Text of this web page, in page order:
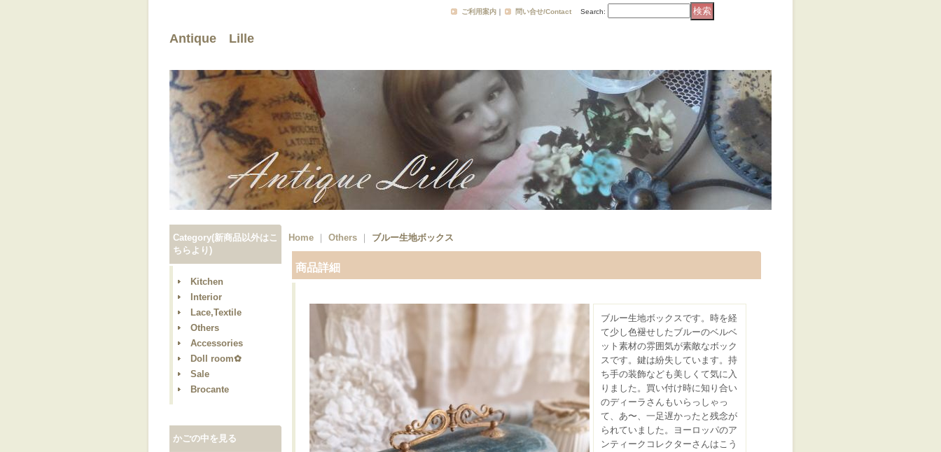
Antique Lille
ご利用案内 ｜ 問い合せ/Contact Search:
Category(新商品以外はこ
ちらより)
Kitchen
Interior
Lace,Textile
Others
Accessories
Doll room✿
Sale
Brocante
かごの中を見る
Home Others ブルー生地ボックス
商品詳細
ブルー生地ボックスです。時を経
て少し色褪せしたブルーのベルベ
ット素材の雰囲気が素敵なボック
スです。鍵は紛失しています。持
ち手の装飾なども美しくて気に入
りました。買い付け時に知り合い
のディーラさんもいらっしゃっ
て、あ〜、一足遅かったと残念が
られていました。ヨーロッパのア
ンティークコレクターさんはこう